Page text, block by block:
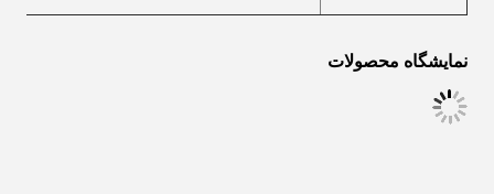
نمایشگاه محصولات